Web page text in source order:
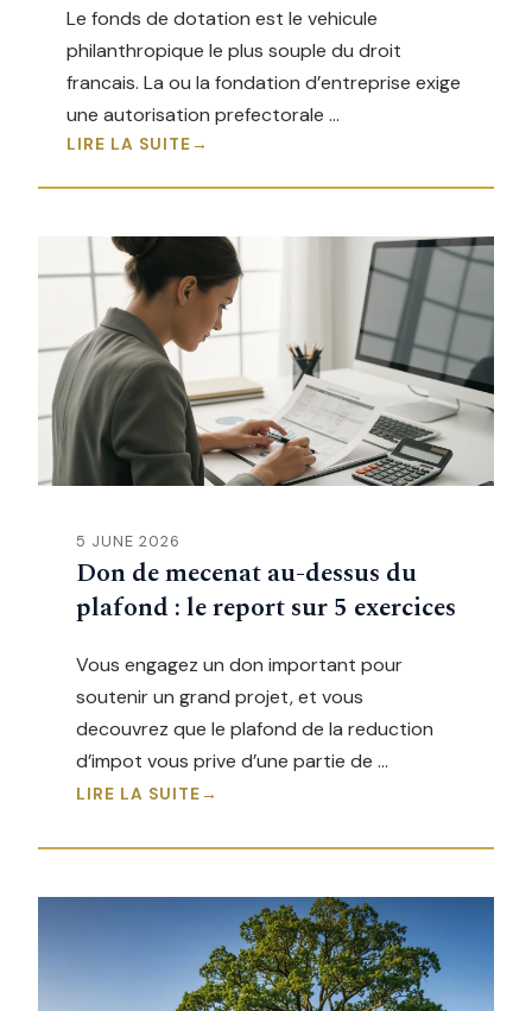
Le fonds de dotation est le vehicule
philanthropique le plus souple du droit
francais. La ou la fondation d’entreprise exige
une autorisation prefectorale …
LIRE LA SUITE
5 JUNE 2026
Don de mecenat au-dessus du
plafond : le report sur 5 exercices
Vous engagez un don important pour
soutenir un grand projet, et vous
decouvrez que le plafond de la reduction
d’impot vous prive d’une partie de …
LIRE LA SUITE